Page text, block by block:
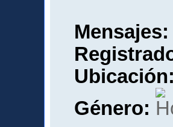
Mensajes:
Ubicación:
Género: